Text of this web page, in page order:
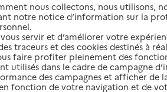
Ajouter cette recherche aux favoris
nous collectons, nous utilisons,
notre notice d’information sur la
servir et d’améliorer votre
traceurs et des cookies destinés à
faire profiter pleinement des
utilisés dans le cadre de campagne
des campagnes et afficher de
fonction de votre navigation et de